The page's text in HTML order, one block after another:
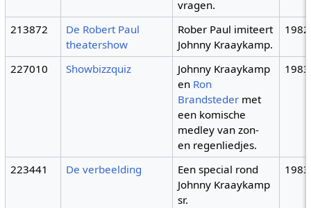
vragen.
213872
De Robert Paul
theatershow
Rober Paul imiteert
Johnny Kraaykamp.
1982
227010 Showbizzquiz
Johnny Kraaykamp
en Ron
Brandsteder met
een komische
medley van zon-
en regenliedjes.
1983
223441 De verbeelding
Een special rond
Johnny Kraaykamp
sr.
1983